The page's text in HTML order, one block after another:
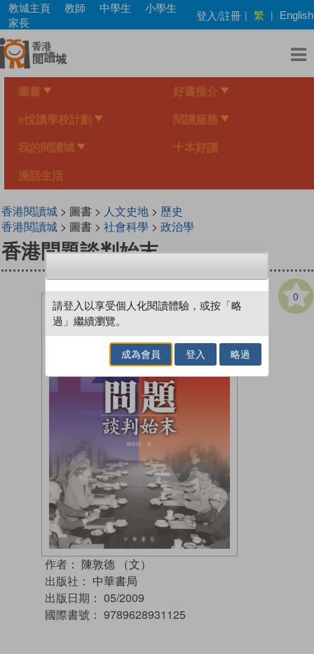
Skip
main
content
教城主頁 教師 中學生
小學生
家長
登入/註冊 | 繁 | English
圖書 好書推介
e悅讀學校計劃 閱讀服務
我的閱讀城 十本好讀
漫話生活
香港閱讀城> 圖書 > 人文史地> 歷史
香港閱讀城> 圖書 > 社會科學 > 政治學
香港問題談判始末
0
作者： 陳敦德 （文）
出版社： 中華書局
出版日期： 05/2009
國際書號： 9789628931125
請登入以享受個人化閱讀體驗，或按「略
過」繼續瀏覽。
成為會員 登入 略過